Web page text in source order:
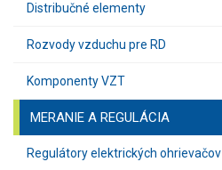
Distribučné elementy
Rozvody vzduchu pre RD
Komponenty VZT
MERANIE A REGULÁCIA
Regulátory elektrických ohrievačov